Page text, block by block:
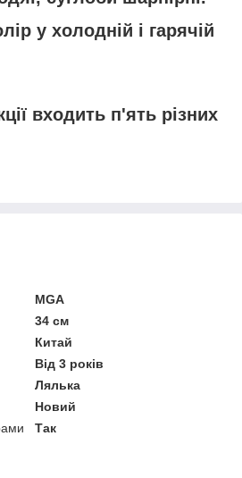
у холодній і гарячій
входить п'ять різних
MGA
34 см
Китай
Від 3 років
Лялька
Новий
Так